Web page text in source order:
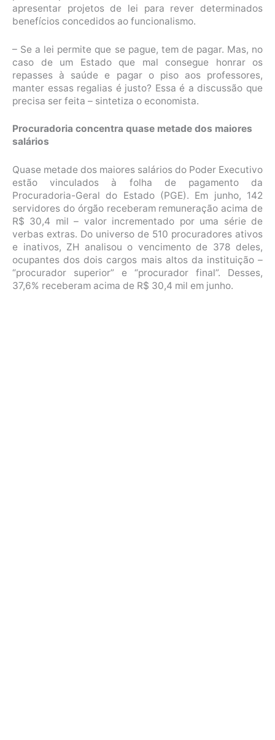
apresentar projetos de lei para rever determinados
benefícios concedidos ao funcionalismo.
– Se a lei permite que se pague, tem de pagar. Mas, no
caso de um Estado que mal consegue honrar os
repasses à saúde e pagar o piso aos professores,
manter essas regalias é justo? Essa é a discussão que
precisa ser feita – sintetiza o economista.
Procuradoria concentra quase metade dos maiores
salários
Quase metade dos maiores salários do Poder Executivo
estão vinculados à folha de pagamento da
Procuradoria-Geral do Estado (PGE). Em junho, 142
servidores do órgão receberam remuneração acima de
R$ 30,4 mil – valor incrementado por uma série de
verbas extras. Do universo de 510 procuradores ativos
e inativos, ZH analisou o vencimento de 378 deles,
ocupantes dos dois cargos mais altos da instituição –
“procurador superior” e “procurador final”. Desses,
37,6% receberam acima de R$ 30,4 mil em junho.